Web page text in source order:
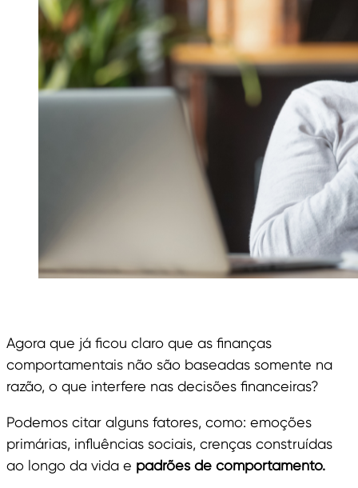
Agora que já ficou claro que as finanças
comportamentais não são baseadas somente na
razão, o que interfere nas decisões financeiras?
Podemos citar alguns fatores, como: emoções
primárias, influências sociais, crenças construídas
ao longo da vida e padrões de comportamento.